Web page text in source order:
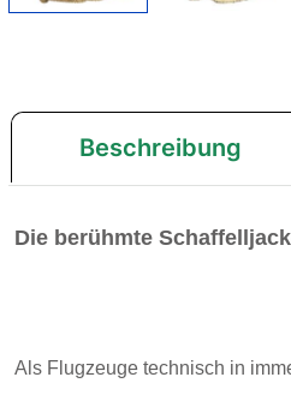
Beschreibung
Die berühmte
Als Flugzeuge technisch in